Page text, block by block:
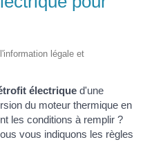
légale et
électrique d'une
du moteur thermique en
les conditions à remplir ?
vous indiquons les règles